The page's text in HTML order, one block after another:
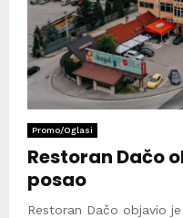
Promo/Oglasi
Restoran Dačo
posao
Restoran Dačo objavio